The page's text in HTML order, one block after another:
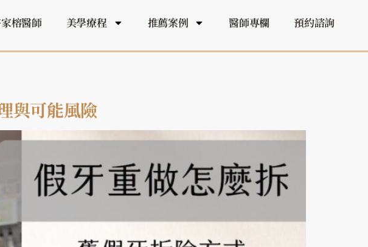
榕醫師 美學療程 推薦案例 醫師專欄 預約諮詢
與可能風險